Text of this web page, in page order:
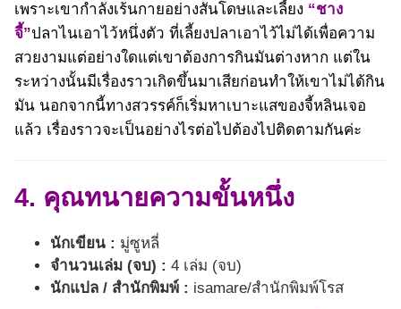
เพราะเขากำลังเร้นกายอย่างสันโดษและเลี้ยง “ชาง
จี้”ปลาไนเอาไว้หนึ่งตัว ที่เลี้ยงปลาเอาไว้ไม่ได้เพื่อความ
สวยงามแต่อย่างใดแต่เขาต้องการกินมันต่างหาก แต่ใน
ระหว่างนั้นมีเรื่องราวเกิดขึ้นมาเสียก่อนทำให้เขาไม่ได้กิน
มัน นอกจากนี้ทางสวรรค์ก็เริ่มหาเบาะแสของจี้หลินเจอ
แล้ว เรื่องราวจะเป็นอย่างไรต่อไปต้องไปติดตามกันค่ะ
4. คุณทนายความขั้นหนึ่ง
นักเขียน : มู่ซูหลี่
จำนวนเล่ม (จบ) : 4 เล่ม (จบ)
นักแปล / สำนักพิมพ์ : isamare/สำนักพิมพ์โรส